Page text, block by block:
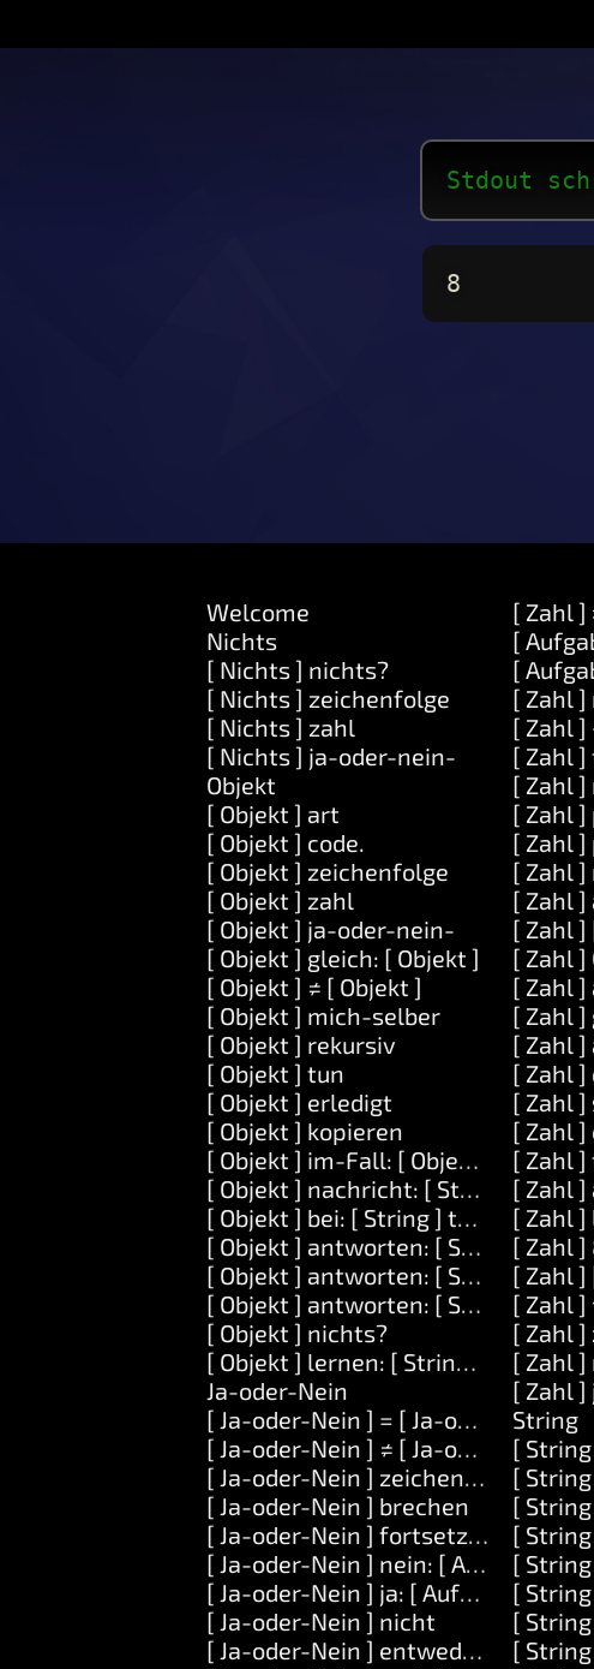
Stdout
8
Welcome
Nichts
[ Nichts ] nichts?
[ Nichts ] zeichenfolge
[ Nichts ] zahl
[ Nichts ] ja-oder-nein-
Objekt
[ Objekt ] art
[ Objekt ] code.
[ Objekt ] zeichenfolge
[ Objekt ] zahl
[ Objekt ] ja-oder-nein-
[ Objekt ] gleich: [ Objekt ]
[ Objekt ] ≠ [ Objekt ]
[ Objekt ] mich-selber
[ Objekt ] rekursiv
[ Objekt ] tun
[ Objekt ] erledigt
[ Objekt ] kopieren
[ Objekt ] im-Fall: [ Objekt ] tun: [
[ Objekt ] nachricht: [ String ]
[ Objekt ] bei: [ String ] tun: [
[ Objekt ] antworten: [ String ]
[ Objekt ] antworten: [ String ] und:
[ Objekt ] antworten: [ String ] und:
[ Objekt ] nichts?
[ Objekt ] lernen: [ String ] bedeutet:
Ja-oder-Nein
[ Ja-oder-Nein ] = [ Ja-oder-Nein ]
[ Ja-oder-Nein ] ≠ [ Ja-oder-Nein ]
[ Ja-oder-Nein ] zeichenfolge
[ Ja-oder-Nein ] brechen
[ Ja-oder-Nein ] fortsetzen
[ Ja-oder-Nein ] nein: [ Aufgabe ]
[ Ja-oder-Nein ] ja: [ Aufgabe ]
[ Ja-oder-Nein ] nicht
[ Ja-oder-Nein ] entweder: [ Objekt ]
[ Zahl ]
[
[
[ Zahl ]
[ Zahl ]
[ Zahl ]
[ Zahl ]
[ Zahl
[ Zahl
[ Zahl
[ Zahl ]
[ Zahl ]
[ Zahl
[ Zahl
[ Zahl
[ Zahl ]
[ Zahl
[ Zahl ]
[ Zahl ]
[ Zahl ]
[ Zahl ]
[ Zahl ]
[ Zahl ]
[ Zahl ]
[ Zahl ]
[ Zahl
[ Zahl ]
[ Zahl
String
[
[
[
[
[
[
[
[